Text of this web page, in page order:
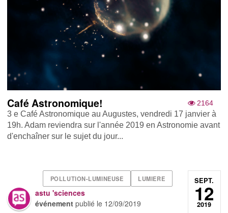
2164
Café Astronomique!
3 e Café Astronomique au Augustes, vendredi 17 janvier à
19h. Adam reviendra sur l'année 2019 en Astronomie avant
d'enchaîner sur le sujet du jour...
POLLUTION-LUMINEUSE LUMIERE
astu 'sciences
événement publié le 12/09/2019
SEPT.
12
2019